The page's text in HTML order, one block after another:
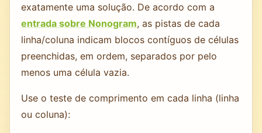
exatamente uma solução. De acordo com a
entrada sobre Nonogram, as pistas de cada
linha/coluna indicam blocos contíguos de células
preenchidas, em ordem, separados por pelo
menos uma célula vazia.
Use o teste de comprimento em cada linha (linha
ou coluna):